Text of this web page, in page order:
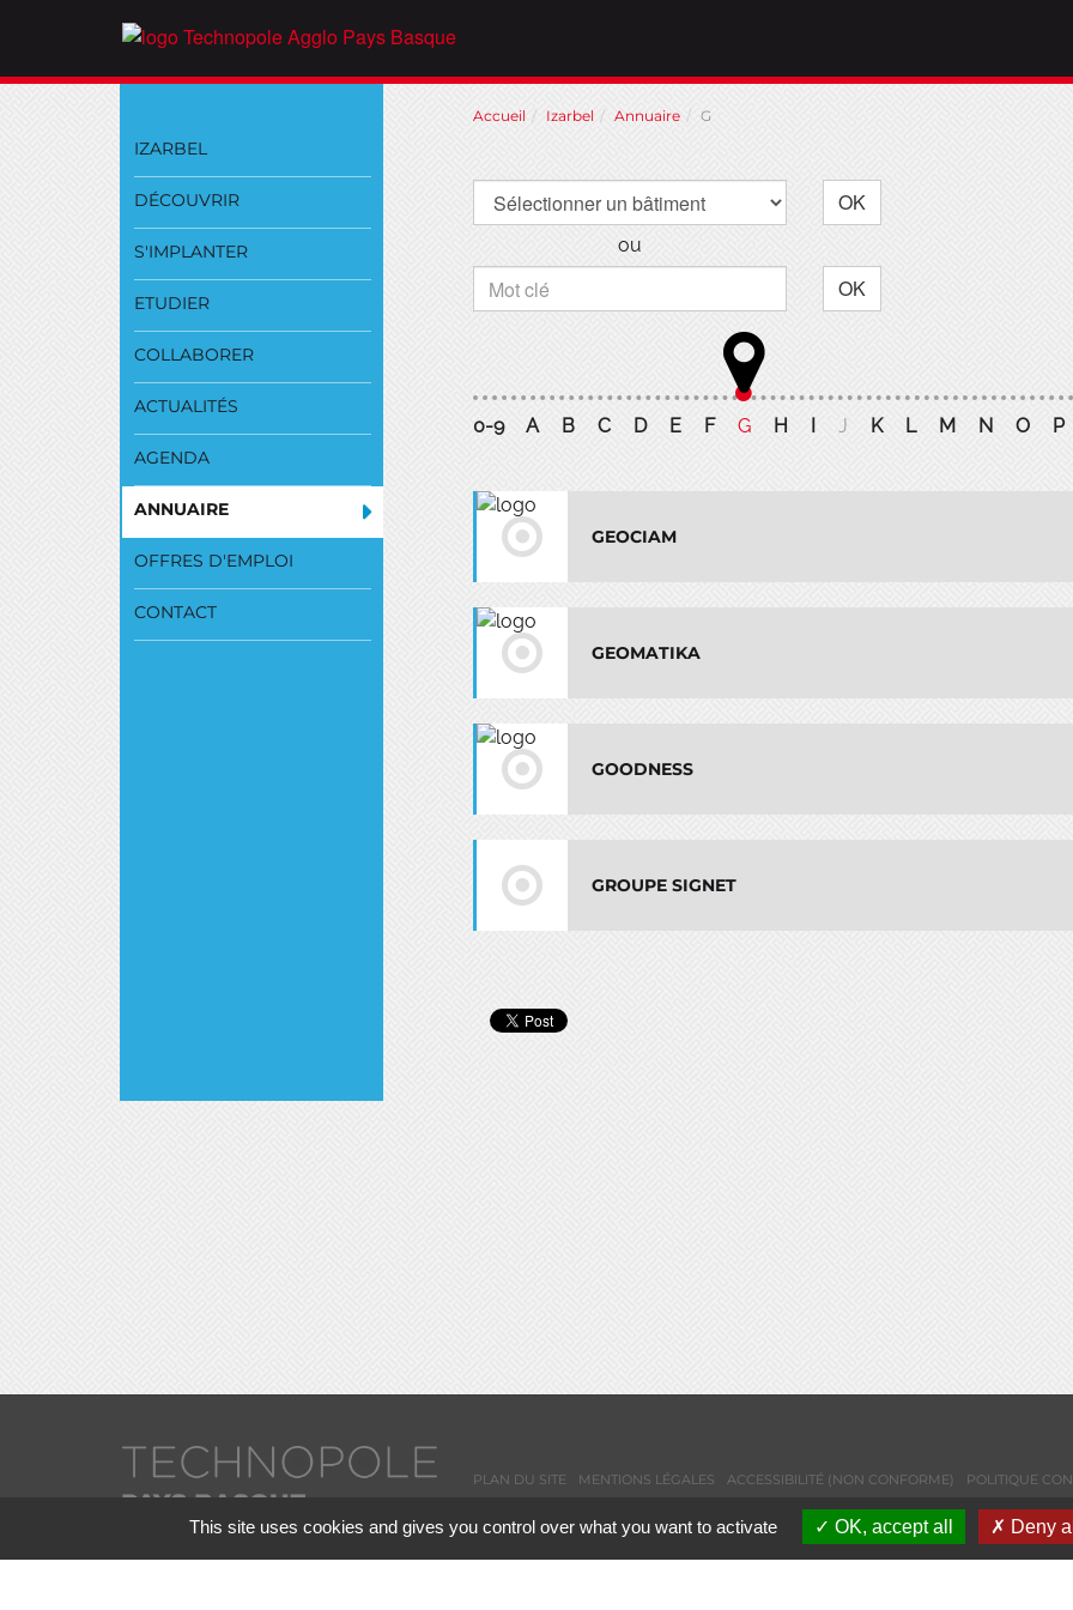
IZARBEL
DÉCOUVRIR
S'IMPLANTER
ETUDIER
COLLABORER
ACTUALITÉS
AGENDA
ANNUAIRE
OFFRES D'EMPLOI
CONTACT
Accueil Izarbel Annuaire G
OK
ou
OK
0-9 A B C D E F G H I J K L M N O P
GEOCIAM
GEOMATIKA
GOODNESS
GROUPE SIGNET
PLAN DU SITE MENTIONS LÉGALES ACCESSIBILITÉ (NON CONFORME) POLITIQUE
This site uses cookies and gives you control over what you want to activate OK, accept all Deny